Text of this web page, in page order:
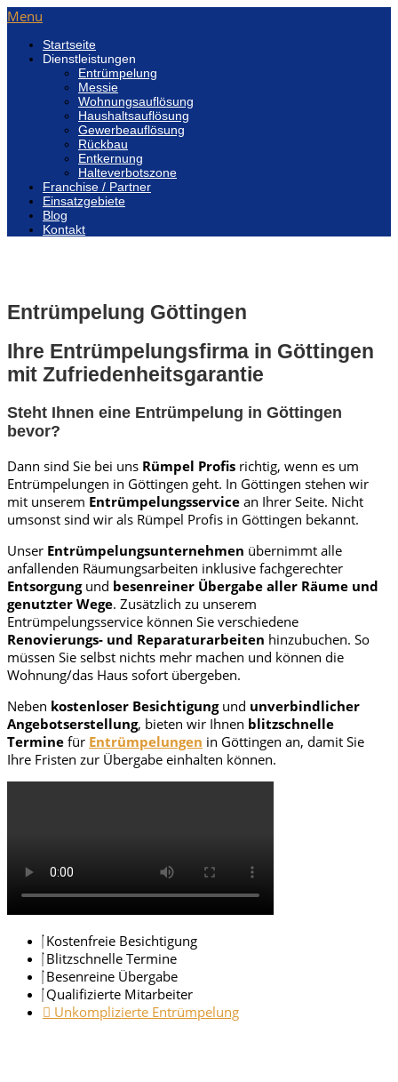
Menu
Startseite
Dienstleistungen
Entrümpelung
Messie
Wohnungsauflösung
Haushaltsauflösung
Gewerbeauflösung
Rückbau
Entkernung
Halteverbotszone
Franchise / Partner
Einsatzgebiete
Blog
Kontakt
Entrümpelung Göttingen
Ihre Entrümpelungsfirma in Göttingen
mit Zufriedenheitsgarantie
Steht Ihnen eine Entrümpelung in Göttingen
bevor?
Dann sind Sie bei uns Rümpel Profis richtig, wenn es um
Entrümpelungen in Göttingen geht. In Göttingen stehen wir
mit unserem Entrümpelungsservice an Ihrer Seite. Nicht
umsonst sind wir als Rümpel Profis in Göttingen bekannt.
Unser Entrümpelungsunternehmen übernimmt alle
anfallenden Räumungsarbeiten inklusive fachgerechter
Entsorgungund besenreiner Übergabe aller Räume und
genutzter Wege. Zusätzlich zu unserem
Entrümpelungsservice können Sie verschiedene
Renovierungs- und Reparaturarbeiten hinzubuchen. So
müssen Sie selbst nichts mehr machen und können die
Wohnung/das Haus sofort übergeben.
Neben kostenloser Besichtigungund unverbindlicher
Angebotserstellung, bieten wir Ihnen blitzschnelle
Termine für Entrümpelungen in Göttingen an, damit Sie
Ihre Fristen zur Übergabe einhalten können.
Kostenfreie Besichtigung
Blitzschnelle Termine
Besenreine Übergabe
Qualifizierte Mitarbeiter
Unkomplizierte Entrümpelung